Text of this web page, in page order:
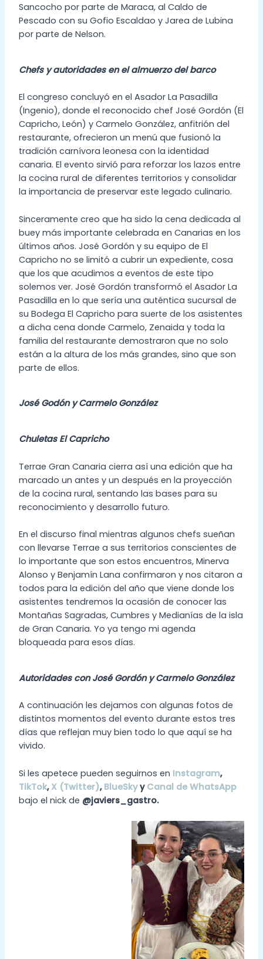
Sancocho por parte de Maraca, al Caldo de
Pescado con su Gofio Escaldao y Jarea de Lubina
por parte de Nelson.
Chefs y autoridades en el almuerzo del barco
El congreso concluyó en el Asador La Pasadilla
(Ingenio), donde el reconocido chef José Gordón (El
Capricho, León) y Carmelo González, anfitrión del
restaurante, ofrecieron un menú que fusionó la
tradición carnívora leonesa con la identidad
canaria. El evento sirvió para reforzar los lazos entre
la cocina rural de diferentes territorios y consolidar
la importancia de preservar este legado culinario.
Sinceramente creo que ha sido la cena dedicada al
buey más importante celebrada en Canarias en los
últimos años. José Gordón y su equipo de El
Capricho no se limitó a cubrir un expediente, cosa
que los que acudimos a eventos de este tipo
solemos ver. José Gordón transformó el Asador La
Pasadilla en lo que sería una auténtica sucursal de
su Bodega El Capricho para suerte de los asistentes
a dicha cena donde Carmelo, Zenaida y toda la
familia del restaurante demostraron que no solo
están a la altura de los más grandes, sino que son
parte de ellos.
José Godón y Carmelo González
Chuletas El Capricho
Terrae Gran Canaria cierra así una edición que ha
marcado un antes y un después en la proyección
de la cocina rural, sentando las bases para su
reconocimiento y desarrollo futuro.
En el discurso final mientras algunos chefs sueñan
con llevarse Terrae a sus territorios conscientes de
lo importante que son estos encuentros, Minerva
Alonso y Benjamín Lana confirmaron y nos citaron a
todos para la edición del año que viene donde los
asistentes tendremos la ocasión de conocer las
Montañas Sagradas, Cumbres y Medianías de la isla
de Gran Canaria. Yo ya tengo mi agenda
bloqueada para esos días.
Autoridades con José Gordón y Carmelo González
A continuación les dejamos con algunas fotos de
distintos momentos del evento durante estos tres
días que reflejan muy bien todo lo que aquí se ha
vivido.
Si les apetece pueden seguirnos en Instagram,
TikTok, X (Twitter), BlueSkyy Canal de WhatsApp
bajo el nick de @javiers_gastro.